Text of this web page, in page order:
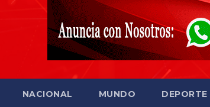
NACIONAL MUNDO DEPORTE